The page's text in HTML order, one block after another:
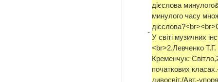
-
дієслова
минулого часу
У світі музичних
<br>2.Левченко Т.Г.
Кременчук:
початкових
дивосвіт./Авт.-